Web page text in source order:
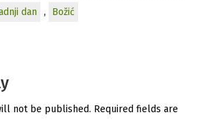
dan , Božić
not be published. Required fields are